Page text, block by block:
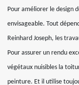
Pour améliorer le design
envisageable. Tout
Reinhard Joseph, les
Pour assurer un rendu
végétaux nuisibles la
peinture. Et il utilise